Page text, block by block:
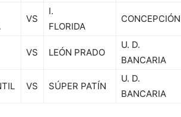
VS
I.
FLORIDA
CONCEPCIÓN
VS LEÓN PRADO
U. D.
BANCARIA
VS SÚPER PATÍN
U. D.
BANCARIA